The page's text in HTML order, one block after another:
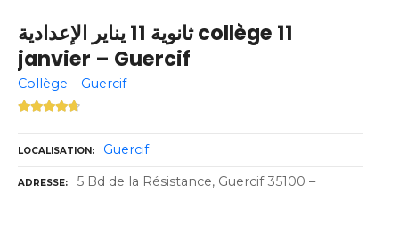
ثانوية 11 يناير الإعدادية collège 11
janvier – Guercif
Collège – Guercif
LOCALISATION Guercif
ADRESSE 5 Bd de la Résistance, Guercif 35100 –